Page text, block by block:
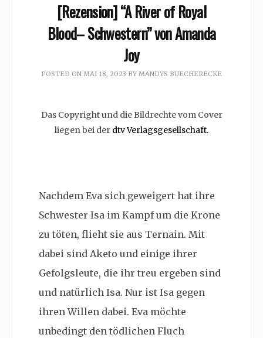
[Rezension] “A River of Royal
Blood– Schwestern” von Amanda
Joy
POSTED ON MAI 18, 2023 BY MANDYS BUECHERECKE
Das Copyright und die Bildrechte vom Cover
liegen bei der dtv Verlagsgesellschaft.
Nachdem Eva sich geweigert hat ihre
Schwester Isa im Kampf um die Krone
zu töten, flieht sie aus Ternain. Mit
dabei sind Aketo und einige ihrer
Gefolgsleute, die ihr treu ergeben sind
und natürlich Isa. Nur ist Isa gegen
ihren Willen dabei. Eva möchte
unbedingt den tödlichen Fluch